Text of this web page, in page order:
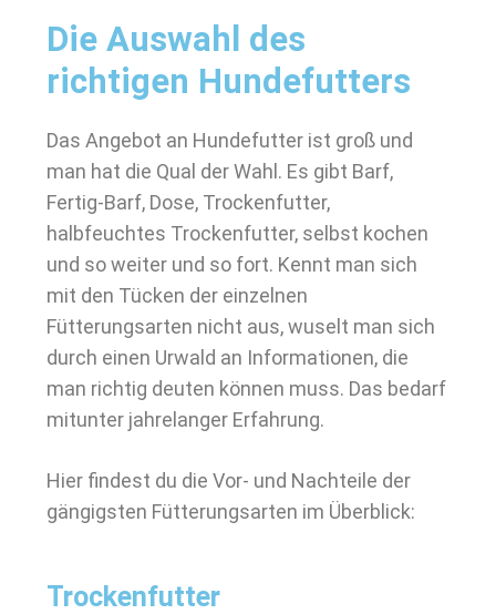
Die Auswahl des
richtigen Hundefutters
Das Angebot an Hundefutter ist groß und
man hat die Qual der Wahl. Es gibt Barf,
Fertig-Barf, Dose, Trockenfutter,
halbfeuchtes Trockenfutter, selbst kochen
und so weiter und so fort. Kennt man sich
mit den Tücken der einzelnen
Fütterungsarten nicht aus, wuselt man sich
durch einen Urwald an Informationen, die
man richtig deuten können muss. Das bedarf
mitunter jahrelanger Erfahrung.
Hier findest du die Vor- und Nachteile der
gängigsten Fütterungsarten im Überblick:
Trockenfutter